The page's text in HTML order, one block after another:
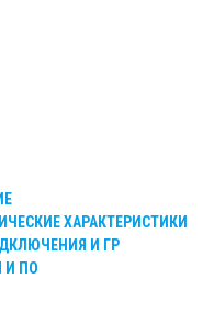
ХАРАКТЕРИСТИКИ
И ГР
И ПО